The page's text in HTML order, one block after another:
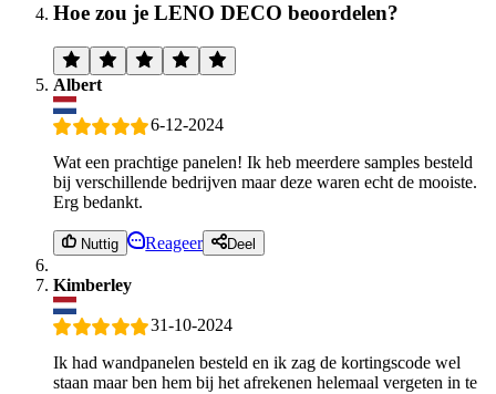
Hoe zou je LENO DECO beoordelen?
Albert
6-12-2024
Wat een prachtige panelen! Ik heb meerdere samples besteld
bij verschillende bedrijven maar deze waren echt de mooiste.
Erg bedankt.
Nuttig Reageer Deel
Kimberley
31-10-2024
Ik had wandpanelen besteld en ik zag de kortingscode wel
staan maar ben hem bij het afrekenen helemaal vergeten in te